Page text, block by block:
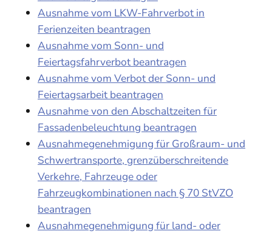
Ausnahme vom LKW-Fahrverbot in
Ferienzeiten beantragen
Ausnahme vom Sonn- und
Feiertagsfahrverbot beantragen
Ausnahme vom Verbot der Sonn- und
Feiertagsarbeit beantragen
Ausnahme von den Abschaltzeiten für
Fassadenbeleuchtung beantragen
Ausnahmegenehmigung für Großraum- und
Schwertransporte, grenzüberschreitende
Verkehre, Fahrzeuge oder
Fahrzeugkombinationen nach § 70 StVZO
beantragen
Ausnahmegenehmigung für land- oder